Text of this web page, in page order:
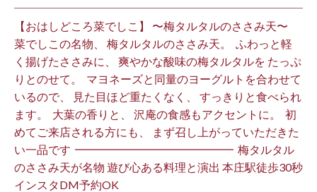
【おはしどころ菜でしこ】 〜梅タルタルのささみ天〜 ⁡
菜でしこの名物、 梅タルタルのささみ天。 ⁡ ふわっと軽
く揚げたささみに、 爽やかな酸味の梅タルタルを たっぷ
りとのせて。 ⁡ マヨネーズと同量のヨーグルトを合わせて
いるので、 見た目ほど重たくなく、 すっきりと食べられ
ます。 ⁡ 大葉の香りと、 沢庵の食感もアクセントに。 ⁡ 初
めてご来店される方にも、 まず召し上がっていただきた
い一品です️ ⁡ ━━━━━━━━━━━━━━ ⁡ 梅タルタル
のささみ天が名物 遊び心ある料理と演出 本庄駅徒歩30秒
インスタDM予約OK ⁡